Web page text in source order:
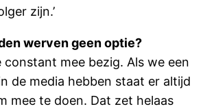
zijn.’
werven geen optie?
constant mee bezig. Als we een
de media hebben staat er altijd
mee te doen. Dat zet helaas